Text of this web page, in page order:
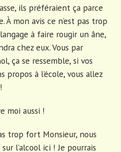
ils préféraient ça parce
À mon avis ce n’est pas trop
à faire rougir un âne,
chez eux. Vous par
ça se ressemble, si vos
à l’école, vous allez
moi aussi !
trop fort Monsieur, nous
l’alcool ici ! Je pourrais